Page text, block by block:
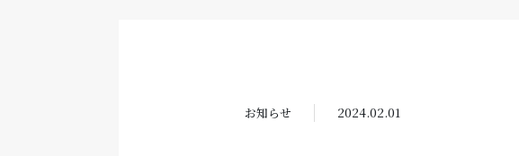
お知らせ 2024.02.01